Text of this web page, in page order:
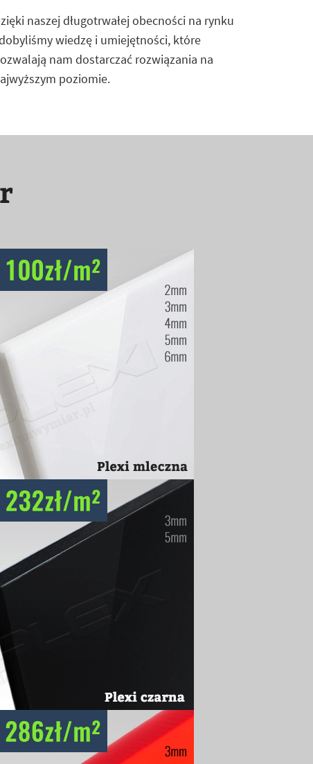
naszej długotrwałej obecności na rynku
wiedzę i umiejętności, które
nam dostarczać rozwiązania na
poziomie.